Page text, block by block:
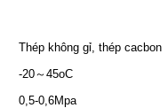
Thép không gỉ, thép cacbon
-20～45oC
0,5-0,6Mpa